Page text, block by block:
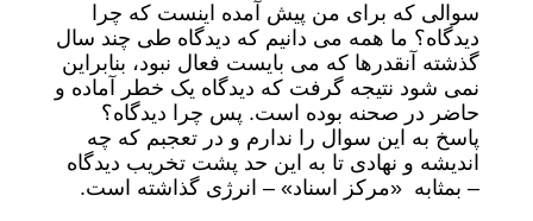
سوالی که برای من پیش آمده اینست که چرا
دیدگاه؟ ما همه می دانیم که دیدگاه طی چند سال
گذشته آنقدرها که می بایست فعال نبود، بنابراین
نمی شود نتیجه گرفت که دیدگاه یک خطر آماده و
حاضر در صحنه بوده است. پس چرا دیدگاه؟
پاسخ به این سوال را ندارم و در تعجبم که چه
اندیشه و نهادی تا به این حد پشت تخریب دیدگاه
– بمثابه «مرکز اسناد» – انرژی گذاشته است.